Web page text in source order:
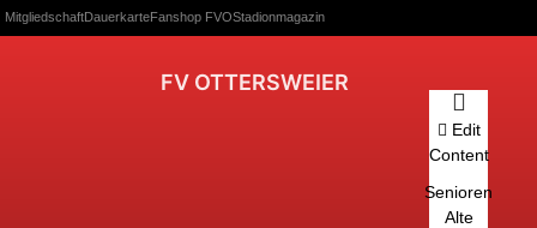
MitgliedschaftDauerkarteFanshop FVOStadionmagazin
FV OTTERSWEIER
Edit
Content
Senioren
Alte